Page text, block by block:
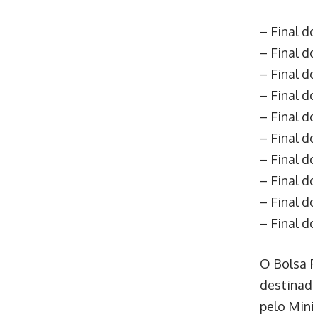
– Final
– Final
– Final
– Final
– Final
– Final
– Final
– Final
– Final
– Final
O Bolsa
pelo